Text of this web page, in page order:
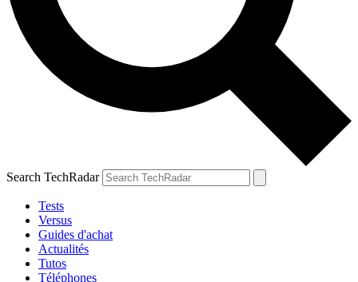
Search TechRadar
Tests
Versus
Guides d'achat
Actualités
Tutos
Téléphones